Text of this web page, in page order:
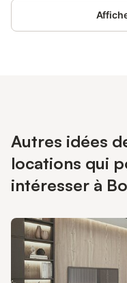
Autres idées
locations qui
intéresser à